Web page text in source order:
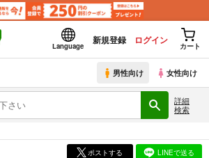
Language
新規登録 ログイン
カート
男性向け 女性向け
詳細
検索
ポストする LINEで送る